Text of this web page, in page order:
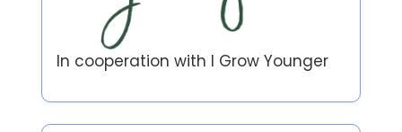
In cooperation with I Grow Younger